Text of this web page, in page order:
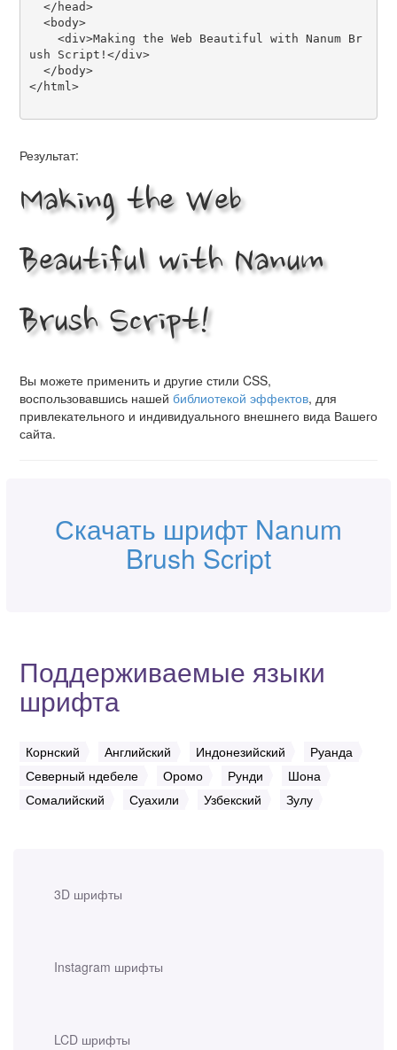
3D шрифты
Instagram шрифты
LCD шрифты
ush Script!</div>
</html>
Результат:
Making the Web
Beautiful with Nanum
Brush Script!
Вы можете применить и другие стили CSS,
воспользовавшись нашей библиотекой эффектов, для
привлекательного и индивидуального внешнего вида Вашего
сайта.
Скачать шрифт Nanum
Brush Script
Поддерживаемые языки
шрифта
Корнский Английский Индонезийский
Руанда
Северный ндебеле
Оромо Рунди
Шона
Сомалийский
Суахили Узбекский Зулу